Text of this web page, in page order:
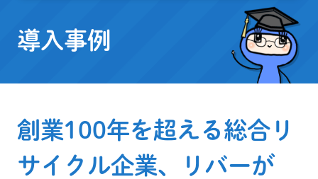
導入事例
創業100年を超える総合リ
サイクル企業、リバーが